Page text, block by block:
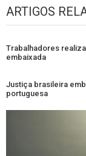
ARTIGOS
Trabalhadores
embaixada
Justiça brasileira
portuguesa